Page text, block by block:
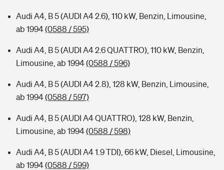
Sie haben Fragen?
Audi A4, B 5 (AUDI A4 2.6), 110 kW, Benzin, Limousine,
ab 1994(0588 / 595)
Audi A4, B 5 (AUDI A4 2.6 QUATTRO), 110 kW, Benzin,
Limousine, ab 1994(0588 / 596)
Audi A4, B 5 (AUDI A4 2.8), 128 kW, Benzin, Limousine,
ab 1994(0588 / 597)
Audi A4, B 5 (AUDI A4 QUATTRO), 128 kW, Benzin,
Limousine, ab 1994(0588 / 598)
Audi A4, B 5 (AUDI A4 1.9 TDI), 66 kW, Diesel, Limousine,
ab 1994(0588 / 599)